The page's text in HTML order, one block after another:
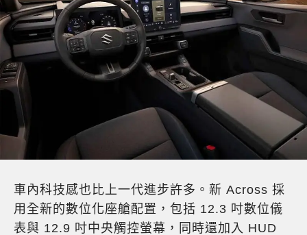
車內科技感也比上一代進步許多。新 Across 採
用全新的數位化座艙配置，包括 12.3 吋數位儀
表與 12.9 吋中央觸控螢幕，同時還加入 HUD